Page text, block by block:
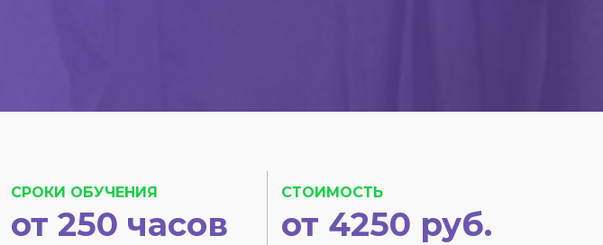
СРОКИ ОБУЧЕНИЯ СТОИМОСТЬ
от 250 часов от 4250 руб.